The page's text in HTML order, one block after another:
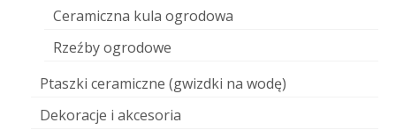
Ceramiczna kula ogrodowa
Rzeźby ogrodowe
Ptaszki ceramiczne (gwizdki na wodę)
Dekoracje i akcesoria